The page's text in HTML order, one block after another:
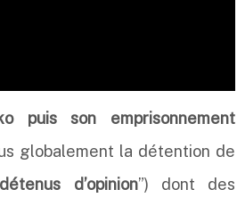
puis son emprisonnement
globalement la détention de
détenus d’opinion”) dont des